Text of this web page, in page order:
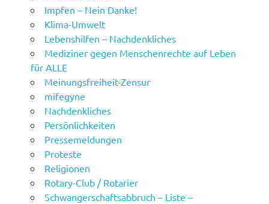
Impfen – Nein Danke!
Klima-Umwelt
Lebenshilfen – Nachdenkliches
Mediziner gegen Menschenrechte auf Leben
für ALLE
Meinungsfreiheit-Zensur
mifegyne
Nachdenkliches
Persönlichkeiten
Pressemeldungen
Proteste
Religionen
Rotary-Club / Rotarier
Schwangerschaftsabbruch – Liste –